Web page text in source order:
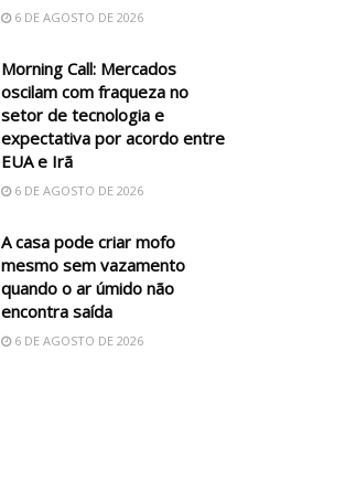
6 DE AGOSTO DE 2026
Morning Call: Mercados
oscilam com fraqueza no
setor de tecnologia e
expectativa por acordo entre
EUA e Irã
6 DE AGOSTO DE 2026
A casa pode criar mofo
mesmo sem vazamento
quando o ar úmido não
encontra saída
6 DE AGOSTO DE 2026